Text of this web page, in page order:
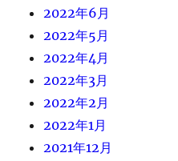
2022年6月
2022年5月
2022年4月
2022年3月
2022年2月
2022年1月
2021年12月